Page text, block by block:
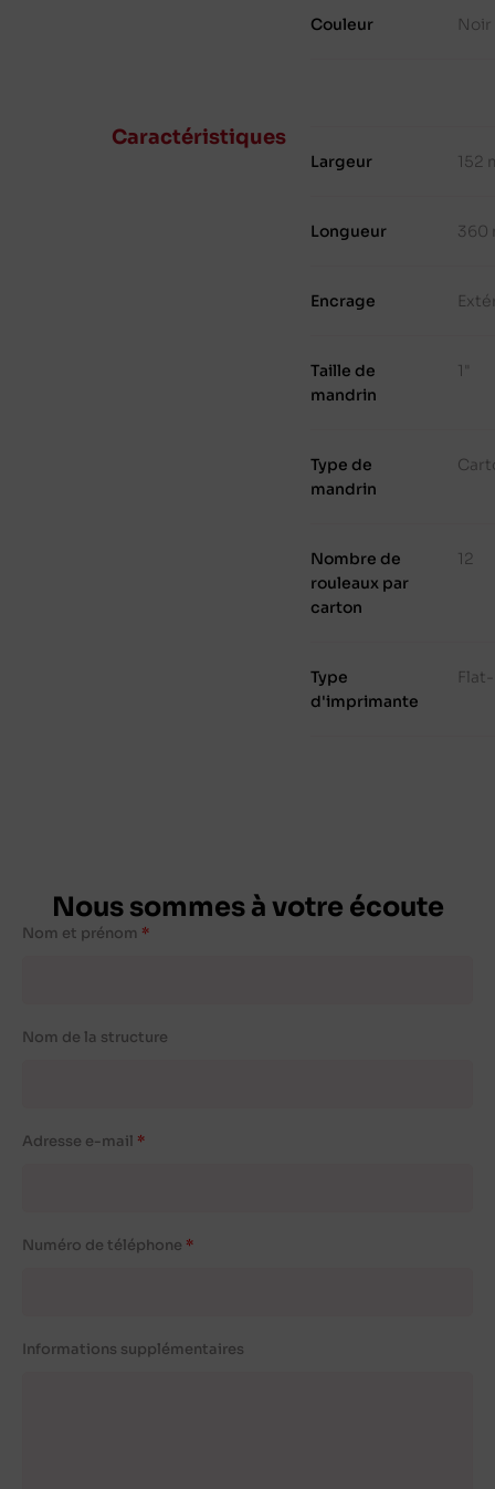
Couleur Noir
Caractéristiques
Largeur 152
Longueur 360
Encrage
Taille de
mandrin
1"
Type de
mandrin
Nombre de
rouleaux par
carton
12
Type
d'imprimante
Nous sommes à votre écoute
Nom et prénom
Nom de la structure
Adresse e-mail
Numéro de téléphone
Informations supplémentaires